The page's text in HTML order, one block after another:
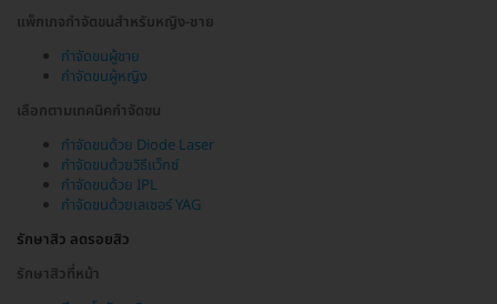
แพ็กเกจกำจัดขนสำหรับหญิง-ชาย
กำจัดขนผู้ชาย
กำจัดขนผู้หญิง
เลือกตามเทคนิคกำจัดขน
กำจัดขนด้วย Diode Laser
กำจัดขนด้วยวิธีแว็กซ์
กำจัดขนด้วย IPL
กำจัดขนด้วยเลเซอร์ YAG
รักษาสิว ลดรอยสิว
รักษาสิวที่หน้า